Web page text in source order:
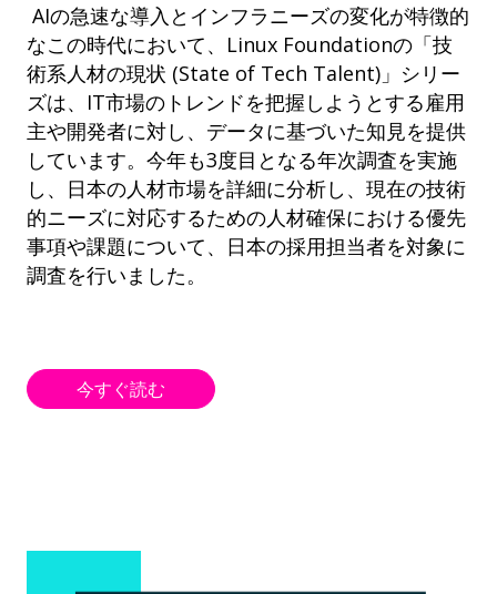
AIの急速な導入とインフラニーズの変化が特徴的
なこの時代において、Linux Foundationの「技
術系人材の現状 (State of Tech Talent)」シリー
ズは、IT市場のトレンドを把握しようとする雇用
主や開発者に対し、データに基づいた知見を提供
しています。今年も3度目となる年次調査を実施
し、日本の人材市場を詳細に分析し、現在の技術
的ニーズに対応するための人材確保における優先
事項や課題について、日本の採用担当者を対象に
調査を行いました。
今すぐ読む